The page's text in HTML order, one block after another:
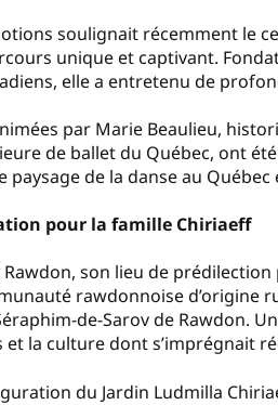
soulignait récemment le
unique et captivant.
elle a entretenu de
par Marie Beaulieu,
de ballet du Québec, ont
de la danse au Québec
pour la famille Chiriaeff
Rawdon, son lieu de
rawdonnoise d’origine
de-Sarov de Rawdon.
la culture dont s’imprégnait
du Jardin Ludmilla